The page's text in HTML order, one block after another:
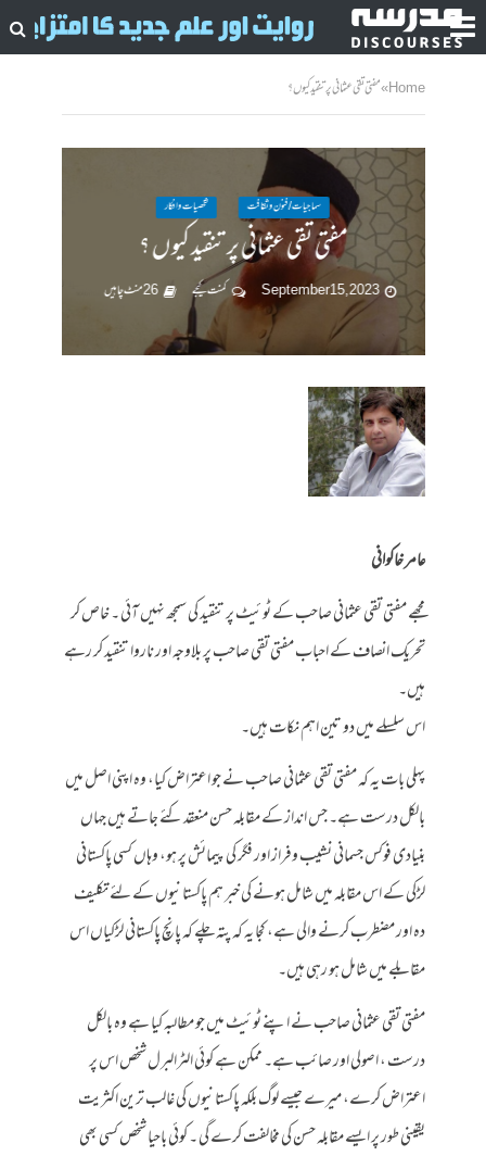
Home
»مفتی تقی عثمانی پر تنقید کیوں ؟
سماجیات / فنون وثقافت شخصیات وافکار
مفتی تقی عثمانی پر تنقید کیوں ؟
September 15, 2023 کمنت کیجے 26 منٹ چاہیں
عامر خاکوانی
مجھے مفتی تقی عثمانی صاحب کے ٹوئیٹ پر تنقید کی سمجھ نہیں آئی ۔ خاص کر
تحریک انصاف کے احباب مفتی تقی صاحب پر بلاوجہ اور ناروا تنقید کر رہے
ہیں۔
اس سلسلے میں دو تین اہم نکات ہیں۔
پہلی بات یہ کہ مفتی تقی عثمانی صاحب نے جو اعتراض کیا، وہ اپنی اصل میں
بالکل درست ہے۔ جس انداز کے مقابلہ حسن منعقد کئے جاتے ہیں جہاں
بنیادی فوکس جسمانی نشیب وفراز اور فگر کی پیمائش پر ہو، وہاں کسی پاکستانی
لڑکی کے اس مقابلہ میں شامل ہونے کی خبر ہم پاکستانیوں کے لئے تکلیف
دہ اور مضطرب کرنے والی ہے، کجا یہ کہ پتہ چلے کہ پانچ پاکستانی لڑکیاں اس
مقابلے میں شامل ہو رہی ہیں۔
مفتی تقی عثمانی صاحب نے اپنے ٹوئیٹ میں جو مطالبہ کیا ہے وہ بالکل
درست ، اصولی اور صائب ہے۔ ممکن ہے کوئی الٹرالبرل شخص اس پر
اعتراض کرے، میرے جیسے لوگ بلکہ پاکستانیوں کی غالب ترین اکثریت
یقینی طور پر ایسے مقابلہ حسن کی مخالفت کرے گی ۔ کوئی باحیا شخص کسی بھی